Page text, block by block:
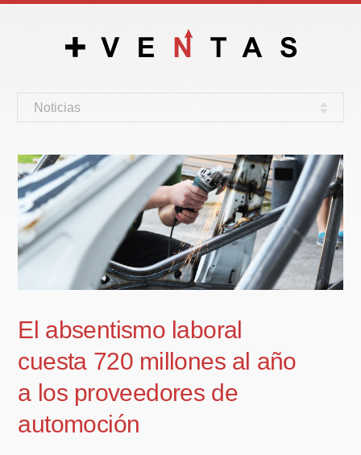
Noticias
El absentismo laboral
cuesta 720 millones al año
a los proveedores de
automoción